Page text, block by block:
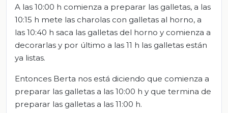
A las 10:00 h comienza a preparar las galletas, a las
10:15 h mete las charolas con galletas al horno, a
las 10:40 h saca las galletas del horno y comienza a
decorarlas y por último a las 11 h las galletas están
ya listas.
Entonces Berta nos está diciendo que comienza a
preparar las galletas a las 10:00 h y que termina de
preparar las galletas a las 11:00 h.